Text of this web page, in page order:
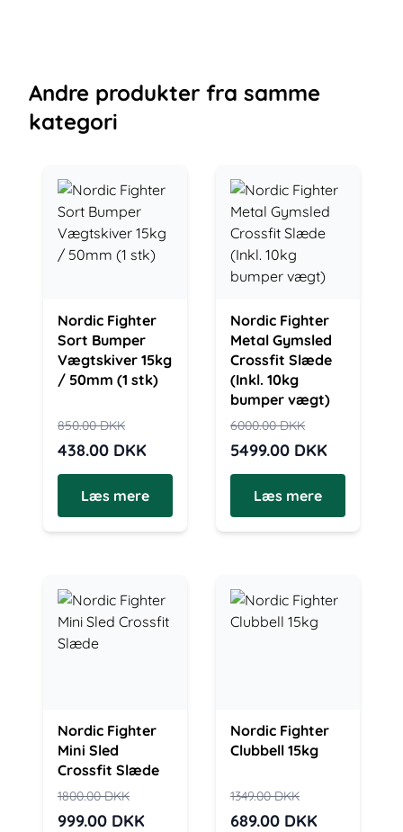
Andre produkter fra samme
kategori
Nordic Fighter
Sort Bumper
Vægtskiver 15kg
/ 50mm (1 stk)
850.00DKK
438.00 DKK
Læs mere
Nordic Fighter
Metal Gymsled
Crossfit Slæde
(Inkl. 10kg
bumper vægt)
6000.00DKK
5499.00 DKK
Læs mere
Nordic Fighter
Mini Sled
Crossfit Slæde
1800.00DKK
999.00 DKK
Nordic Fighter
Clubbell 15kg
1349.00DKK
689.00 DKK